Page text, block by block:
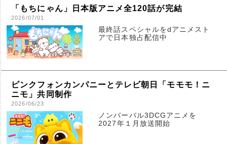
「もちにゃん」日本版アニメ全120話が完結
2026/07/01
最終話スペシャルをdアニメスト
アで日本独占配信中
ピンクフォンカンパニーとテレビ朝日「モモモ！ニ
ニモ」共同制作
2026/06/23
ノンバーバル3DCGアニメを
2027年１月放送開始